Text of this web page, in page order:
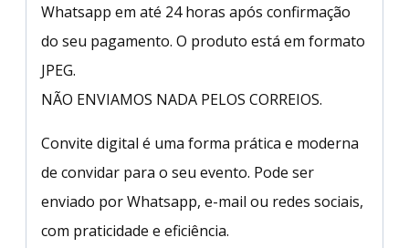
Whatsapp em até 24 horas após confirmação
do seu pagamento. O produto está em formato
JPEG.
NÃO ENVIAMOS NADA PELOS CORREIOS.
Convite digital é uma forma prática e moderna
de convidar para o seu evento. Pode ser
enviado por Whatsapp, e-mail ou redes sociais,
com praticidade e eficiência.